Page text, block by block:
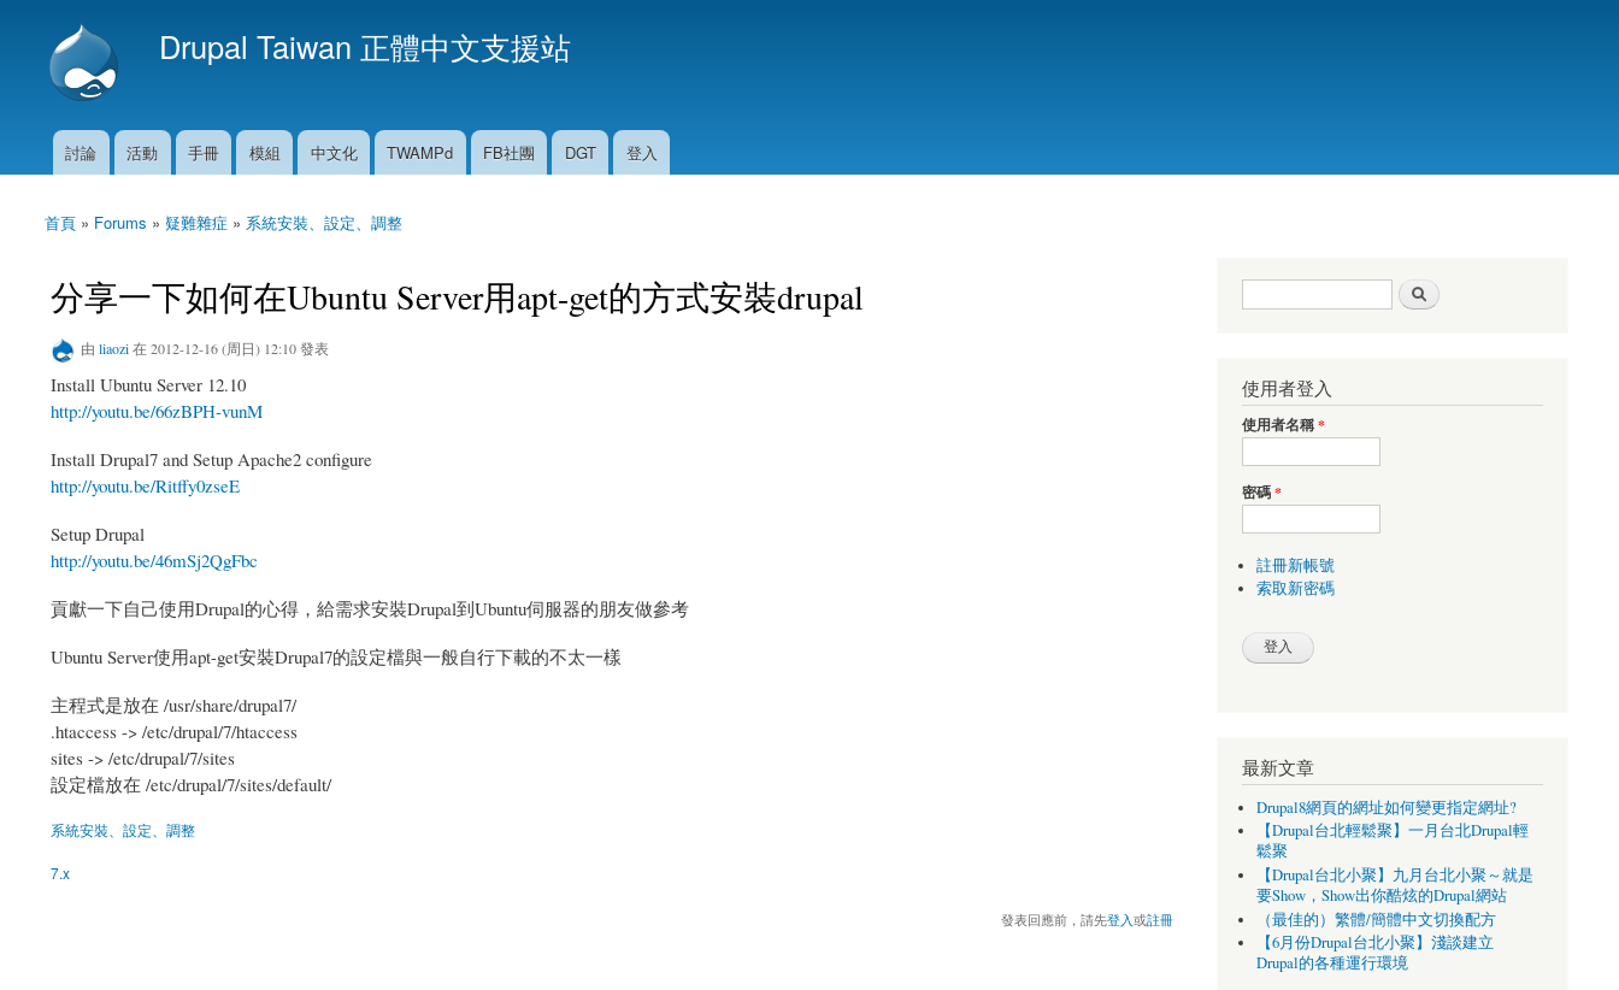
Drupal Taiwan 正體中文支援站
主選單
討論 活動 手冊 模組 中文化 TWAMPd FB社團 DGT 登入
您在這裡
首頁 » Forums » 疑難雜症 » 系統安裝、設定、調整
分享一下如何在Ubuntu Server用apt-get的方式安裝drupal
由 liaozi在 2012-12-16 (周日) 12:10 發表
Install Ubuntu Server 12.10
http://youtu.be/66zBPH-vunM
Install Drupal7 and Setup Apache2 configure
http://youtu.be/Ritffy0zseE
Setup Drupal
http://youtu.be/46mSj2QgFbc
貢獻一下自己使用Drupal的心得，給需求安裝Drupal到Ubuntu伺服器的朋友做參考
Ubuntu Server使用apt-get安裝Drupal7的設定檔與一般自行下載的不太一樣
主程式是放在 /usr/share/drupal7/
.htaccess -> /etc/drupal/7/htaccess
sites -> /etc/drupal/7/sites
設定檔放在 /etc/drupal/7/sites/default/
系統安裝、設定、調整
7.x
發表回應前，請先登入或註冊
搜尋表單
使用者登入
使用者名稱*
密碼*
註冊新帳號
索取新密碼
最新文章
Drupal8網頁的網址如何變更指定網址?
【Drupal台北輕鬆聚】一月台北Drupal輕
鬆聚
【Drupal台北小聚】九月台北小聚～就是
要Show，Show出你酷炫的Drupal網站
（最佳的）繁體/簡體中文切換配方
【6月份Drupal台北小聚】淺談建立
Drupal的各種運行環境